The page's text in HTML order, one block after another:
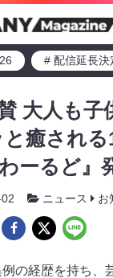
# 配信延長決
大人も子
癒され
ーるど』
ニュース お
の経歴を持ち、